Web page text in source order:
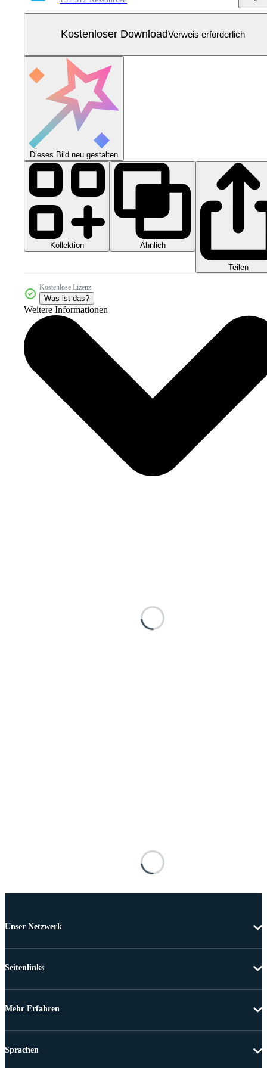
Kostenloser DownloadVerweis erforderlich
Dieses Bild neu gestalten
Kollektion Ähnlich
Teilen
Kostenlose Lizenz
Was ist das?
Weitere Informationen
Unser Netzwerk
Seitenlinks
Mehr Erfahren
Sprachen